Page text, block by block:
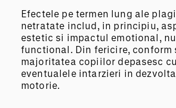
Efectele pe termen lung ale
netratate includ, in principiu,
estetic si impactul emotional,
functional. Din fericire, conform
majoritatea copiilor depasesc
eventualele intarzieri in
motorie.